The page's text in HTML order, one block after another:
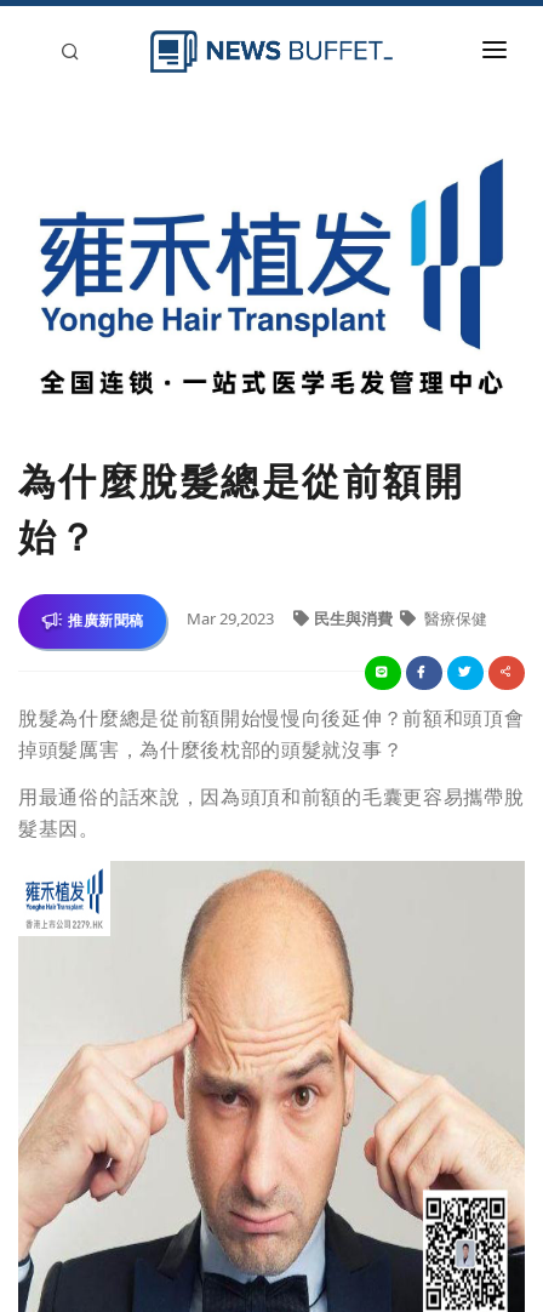
登入
刊登
為什麼脫髮總是從前額開
始？
推廣新聞稿 Mar 29,2023 民生與消費 醫療保健
脫髮為什麼總是從前額開始慢慢向後延伸？前額和頭頂會
掉頭髮厲害，為什麼後枕部的頭髮就沒事？
用最通俗的話來說，因為頭頂和前額的毛囊更容易攜帶脫
髮基因。